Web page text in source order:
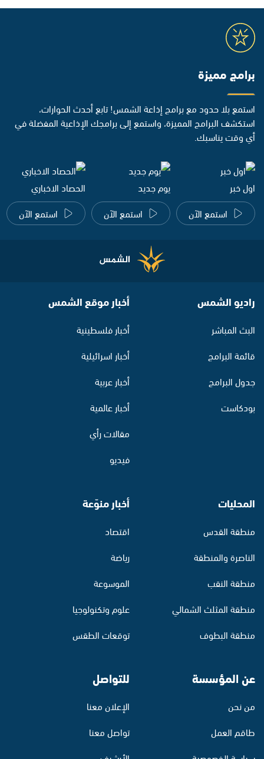
برامج مميزة
استمع بلا حدود مع برامج إذاعة الشمس! تابع أحدث الحوارات،
استكشف البرامج المميزة، واستمع إلى برامجك الإذاعية المفضلة في
أي وقت يناسبك.
اول خبر
استمع الآن
يوم جديد
استمع الآن
الحصاد الاخباري
استمع الآن
راديو الشمس
البث المباشر
قائمة البرامج
جدول البرامج
بودكاست
أخبار موقع الشمس
أخبار فلسطينية
أخبار اسرائيلية
أخبار عربية
أخبار عالمية
مقالات رأي
فيديو
المحليات
منطقة القدس
الناصرة والمنطقة
منطقة النقب
منطقة المثلث الشمالي
منطقة البطوف
أخبار منوّعة
اقتصاد
رياضة
الموسوعة
علوم وتكنولوجيا
توقعات الطقس
عن المؤسسة
من نحن
طاقم العمل
للتواصل
الإعلان معنا
تواصل معنا